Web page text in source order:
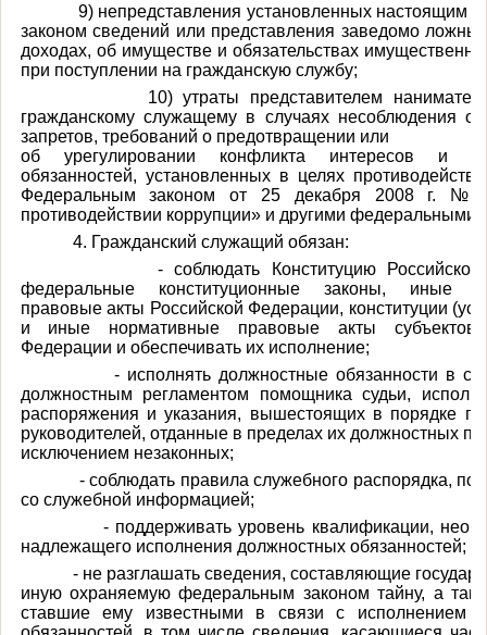
9) непредставления установленных настоящим
законом сведений или представления заведомо
доходах, об имуществе и обязательствах
при поступлении на гражданскую службу;
10) утраты представителем нанимателя
гражданскому служащему в случаях несоблюдения
запретов, требований о предотвращении или
об урегулировании конфликта интересов и
обязанностей, установленных в целях
Федеральным законом от 25 декабря 2008 г.
противодействии коррупции» и другими федеральными
4. Гражданский служащий обязан:
- соблюдать Конституцию Российской
федеральные конституционные законы, иные
правовые акты Российской Федерации, конституции
и иные нормативные правовые акты субъектов
Федерации и обеспечивать их исполнение;
- исполнять должностные обязанности в
должностным регламентом помощника судьи,
распоряжения и указания, вышестоящих в порядке
руководителей, отданные в пределах их должностных
исключением незаконных;
- соблюдать правила служебного распорядка,
со служебной информацией;
- поддерживать уровень квалификации,
надлежащего исполнения должностных обязанностей;
- не разглашать сведения, составляющие
иную охраняемую федеральным законом тайну, а
ставшие ему известными в связи с исполнением